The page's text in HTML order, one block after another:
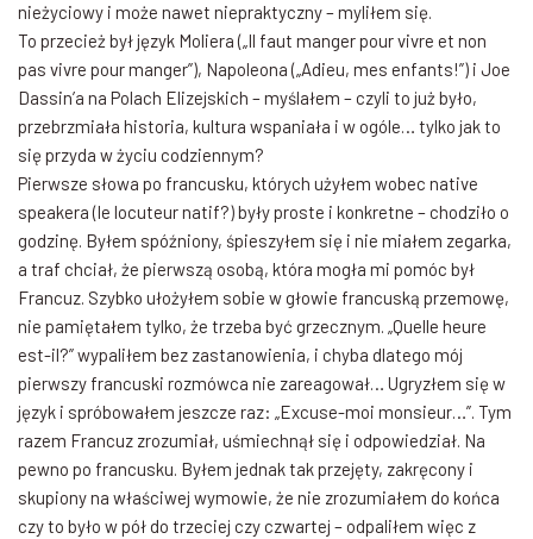
nieżyciowy i może nawet niepraktyczny – myliłem się.
To przecież był język Moliera („Il faut manger pour vivre et non
pas vivre pour manger”), Napoleona („Adieu, mes enfants!”) i Joe
Dassin’a na Polach Elizejskich – myślałem – czyli to już było,
przebrzmiała historia, kultura wspaniała i w ogóle… tylko jak to
się przyda w życiu codziennym?
Pierwsze słowa po francusku, których użyłem wobec native
speakera (le locuteur natif?) były proste i konkretne – chodziło o
godzinę. Byłem spóźniony, śpieszyłem się i nie miałem zegarka,
a traf chciał, że pierwszą osobą, która mogła mi pomóc był
Francuz. Szybko ułożyłem sobie w głowie francuską przemowę,
nie pamiętałem tylko, że trzeba być grzecznym. „Quelle heure
est-il?” wypaliłem bez zastanowienia, i chyba dlatego mój
pierwszy francuski rozmówca nie zareagował… Ugryzłem się w
język i spróbowałem jeszcze raz: „Excuse-moi monsieur…”. Tym
razem Francuz zrozumiał, uśmiechnął się i odpowiedział. Na
pewno po francusku. Byłem jednak tak przejęty, zakręcony i
skupiony na właściwej wymowie, że nie zrozumiałem do końca
czy to było w pół do trzeciej czy czwartej – odpaliłem więc z